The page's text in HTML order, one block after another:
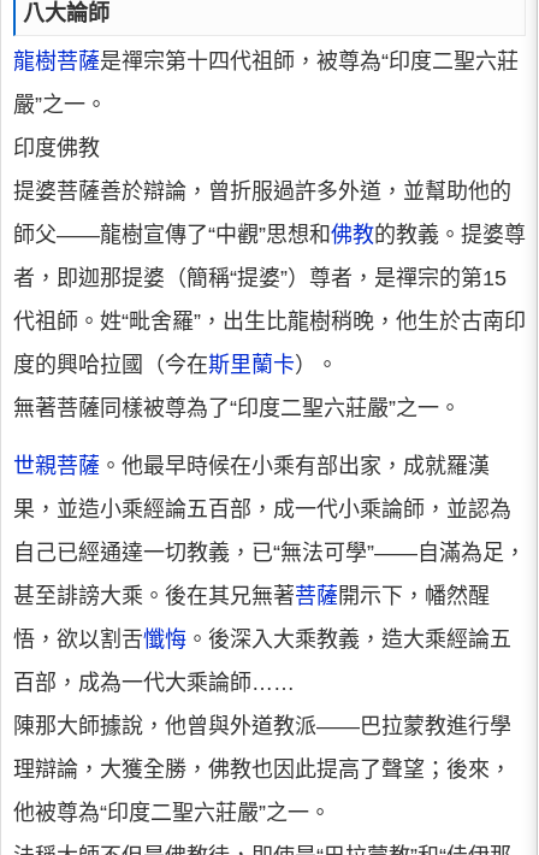
八大論師
龍樹菩薩是禪宗第十四代祖師，被尊為“印度二聖六莊
嚴”之一。
印度佛教
提婆菩薩善於辯論，曾折服過許多外道，並幫助他的
師父——龍樹宣傳了“中觀”思想和佛教的教義。提婆尊
者，即迦那提婆（簡稱“提婆”）尊者，是禪宗的第15
代祖師。姓“毗舍羅”，出生比龍樹稍晚，他生於古南印
度的興哈拉國（今在斯里蘭卡）。
無著菩薩同樣被尊為了“印度二聖六莊嚴”之一。
世親菩薩 。他最早時候在小乘有部出家，成就羅漢
果，並造小乘經論五百部，成一代小乘論師，並認為
自己已經通達一切教義，已“無法可學”——自滿為足，
甚至誹謗大乘。後在其兄無著菩薩 開示下，幡然醒
悟，欲以割舌懺悔 。後深入大乘教義，造大乘經論五
百部，成為一代大乘論師……
陳那大師據說，他曾與外道教派——巴拉蒙教進行學
理辯論，大獲全勝，佛教也因此提高了聲望；後來，
他被尊為“印度二聖六莊嚴”之一。